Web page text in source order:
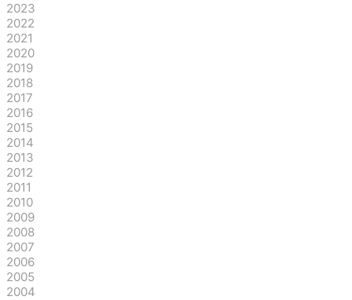
2023
2022
2021
2020
2019
2018
2017
2016
2015
2014
2013
2012
2011
2010
2009
2008
2007
2006
2005
2004